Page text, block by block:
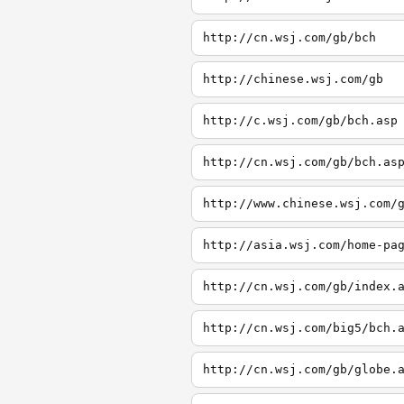
http://cn.wsj.com/gb/bch
http://chinese.wsj.com/gb
http://c.wsj.com/gb/bch.asp
http://cn.wsj.com/gb/bch.asp
http://www.chinese.wsj.com/
http://asia.wsj.com/home-
http://cn.wsj.com/gb/
http://cn.wsj.com/big5/
http://cn.wsj.com/gb/